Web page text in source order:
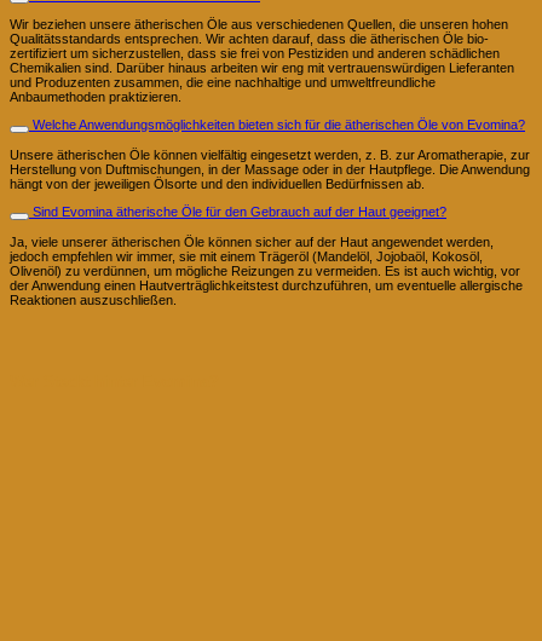
Wir beziehen unsere ätherischen Öle aus verschiedenen Quellen, die unseren hohen
Qualitätsstandards entsprechen. Wir achten darauf, dass die ätherischen Öle bio-
zertifiziert um sicherzustellen, dass sie frei von Pestiziden und anderen schädlichen
Chemikalien sind. Darüber hinaus arbeiten wir eng mit vertrauenswürdigen Lieferanten
und Produzenten zusammen, die eine nachhaltige und umweltfreundliche
Anbaumethoden praktizieren.
Welche Anwendungsmöglichkeiten bieten sich für die ätherischen Öle von Evomina?
Unsere ätherischen Öle können vielfältig eingesetzt werden, z. B. zur Aromatherapie, zur
Herstellung von Duftmischungen, in der Massage oder in der Hautpflege. Die Anwendung
hängt von der jeweiligen Ölsorte und den individuellen Bedürfnissen ab.
Sind Evomina ätherische Öle für den Gebrauch auf der Haut geeignet?
Ja, viele unserer ätherischen Öle können sicher auf der Haut angewendet werden,
jedoch empfehlen wir immer, sie mit einem Trägeröl (Mandelöl, Jojobaöl, Kokosöl,
Olivenöl) zu verdünnen, um mögliche Reizungen zu vermeiden. Es ist auch wichtig, vor
der Anwendung einen Hautverträglichkeitstest durchzuführen, um eventuelle allergische
Reaktionen auszuschließen.